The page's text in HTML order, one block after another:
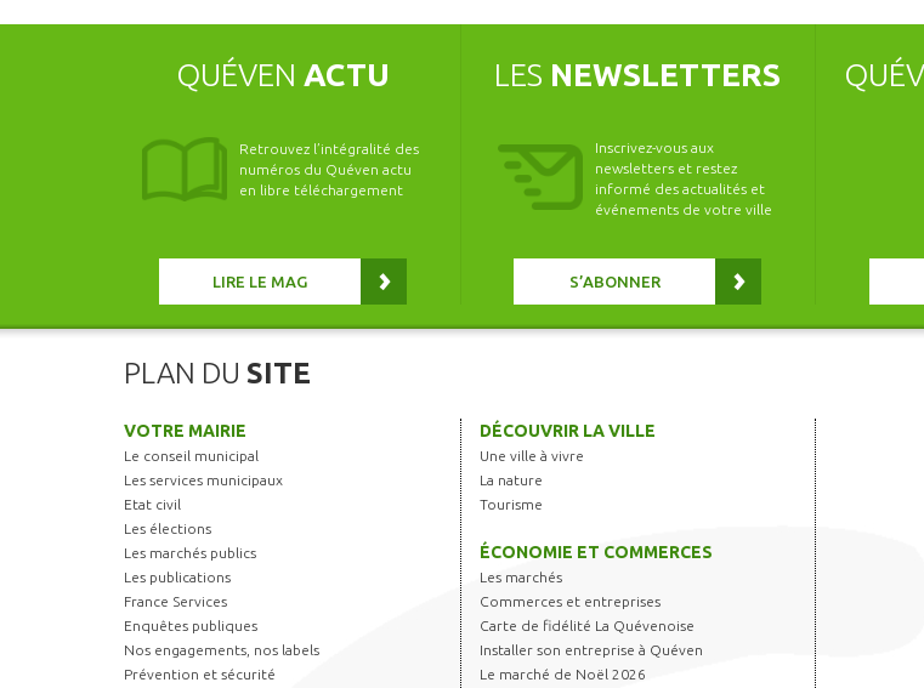
QUÉVEN ACTU
Retrouvez l’intégralité des
numéros du Quéven actu
en libre téléchargement
LIRE LE MAG
LES NEWSLETTERS
Inscrivez-vous aux
newsletters et restez
informé des actualités et
événements de votre ville
S’ABONNER
PLAN DU SITE
VOTRE MAIRIE
Le conseil municipal
Les services municipaux
Etat civil
Les élections
Les marchés publics
Les publications
France Services
Enquêtes publiques
Nos engagements, nos labels
Prévention et sécurité
DÉCOUVRIR LA VILLE
Une ville à vivre
La nature
Tourisme
ÉCONOMIE ET COMMERCES
Les marchés
Commerces et entreprises
Carte de fidélité La Quévenoise
Installer son entreprise à Quéven
Le marché de Noël 2026